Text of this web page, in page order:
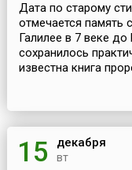
Дата по старому
отмечается память
Галилее в 7 веке
сохранилось
известна книга
15 декабря
вт